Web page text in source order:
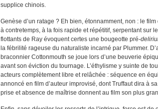
supplice chinois.
Genèse d’un ratage ? Eh bien, étonnamment, non : le
à contretemps, à la fois rapide et répétitif, serpentant sur
flottants de Ray évoquent certes une bougeotte pré-
la fébrilité rageuse du naturaliste incarné par Plummer.
braconnier Cottonmouth se joue lors d’une beuverie
avant son éviction du tournage. L’éthylisme y suinte de
acteurs complètement libre et relâchée : séquence en
annoncé en film d’auteur improvisé, dont Truffaut dira à
prise et absence de maîtrise donnent au film son plus